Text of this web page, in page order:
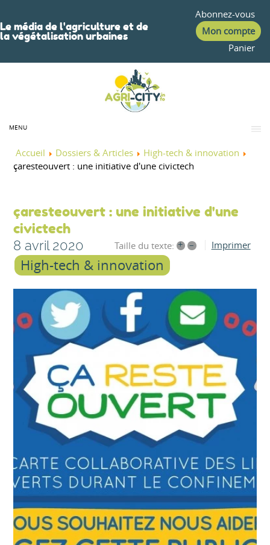
Le média de l'agriculture et de
la végétalisation urbaines
Abonnez-vous
Mon compte
Panier
MENU
Accueil Dossiers & Articles
High-tech & innovation
çaresteouvert : une initiative d'une civictech
çaresteouvert : une initiative d'une
civictech
8 avril 2020 Taille du texte: + – Imprimer
High-tech & innovation